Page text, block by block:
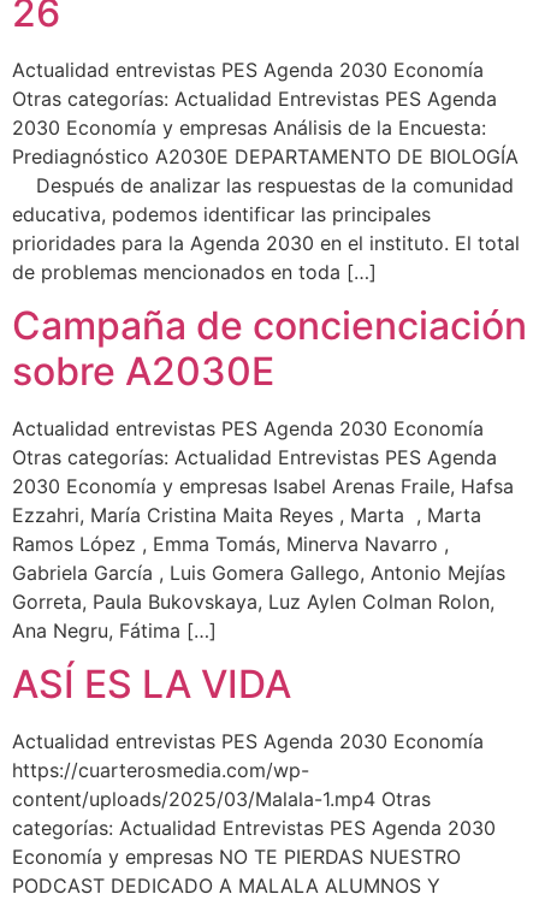
26
Actualidad entrevistas PES Agenda 2030 Economía
Otras categorías: Actualidad Entrevistas PES Agenda
2030 Economía y empresas Análisis de la Encuesta:
Prediagnóstico A2030E DEPARTAMENTO DE BIOLOGÍA
Después de analizar las respuestas de la comunidad
educativa, podemos identificar las principales
prioridades para la Agenda 2030 en el instituto. El total
de problemas mencionados en toda […]
Campaña de concienciación
sobre A2030E
Actualidad entrevistas PES Agenda 2030 Economía
Otras categorías: Actualidad Entrevistas PES Agenda
2030 Economía y empresas Isabel Arenas Fraile, Hafsa
Ezzahri, María Cristina Maita Reyes , Marta , Marta
Ramos López , Emma Tomás, Minerva Navarro ,
Gabriela García , Luis Gomera Gallego, Antonio Mejías
Gorreta, Paula Bukovskaya, Luz Aylen Colman Rolon,
Ana Negru, Fátima […]
ASÍ ES LA VIDA
Actualidad entrevistas PES Agenda 2030 Economía
https://cuarterosmedia.com/wp-
content/uploads/2025/03/Malala-1.mp4 Otras
categorías: Actualidad Entrevistas PES Agenda 2030
Economía y empresas NO TE PIERDAS NUESTRO
PODCAST DEDICADO A MALALA ALUMNOS Y